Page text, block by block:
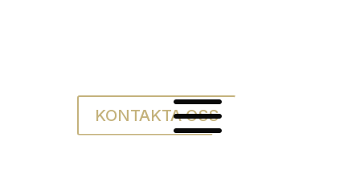
KONTAKTA OSS
a